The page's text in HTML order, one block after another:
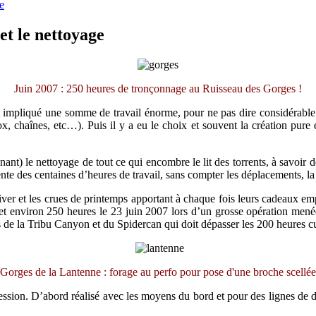
le nettoyage
Juin 2007 : 250 heures de tronçonnage au Ruisseau des Gorges !
une somme de travail énorme, pour ne pas dire
chaînes, etc…). Puis il y a eu le choix et souvent la création
le nettoyage de tout ce qui encombre le lit des torrents, à savoir
des centaines d’heures de travail, sans compter les déplacements,
et les crues de printemps apportant à chaque fois leurs cadeaux
environ 250 heures le 23 juin 2007 lors d’un grosse opération
de la Tribu Canyon et du Spidercan qui doit dépasser les 200 heures
Gorges de la Lantenne : forage au perfo pour pose d'une broche scellée
D’abord réalisé avec les moyens du bord et pour des lignes